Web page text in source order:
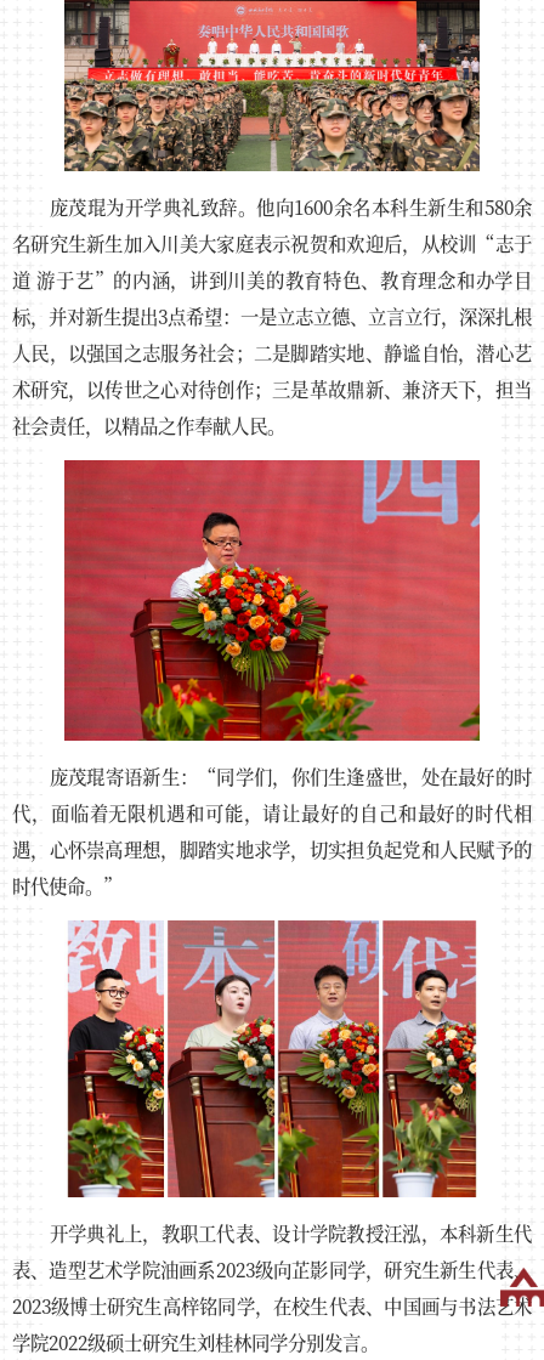
庞茂琨为开学典礼致辞。他向1600余名本科生新生和580余
名研究生新生加入川美大家庭表示祝贺和欢迎后，从校训“志于
道 游于艺”的内涵，讲到川美的教育特色、教育理念和办学目
标，并对新生提出3点希望：一是立志立德、立言立行，深深扎根
人民，以强国之志服务社会；二是脚踏实地、静谧自怡，潜心艺
术研究，以传世之心对待创作；三是革故鼎新、兼济天下，担当
社会责任，以精品之作奉献人民。
庞茂琨寄语新生：“同学们，你们生逢盛世，处在最好的时
代，面临着无限机遇和可能，请让最好的自己和最好的时代相
遇，心怀崇高理想，脚踏实地求学，切实担负起党和人民赋予的
时代使命。”
开学典礼上，教职工代表、设计学院教授汪泓，本科新生代
表、造型艺术学院油画系2023级向芷影同学，研究生新生代表、
2023级博士研究生高梓铭同学，在校生代表、中国画与书法艺术
学院2022级硕士研究生刘桂林同学分别发言。